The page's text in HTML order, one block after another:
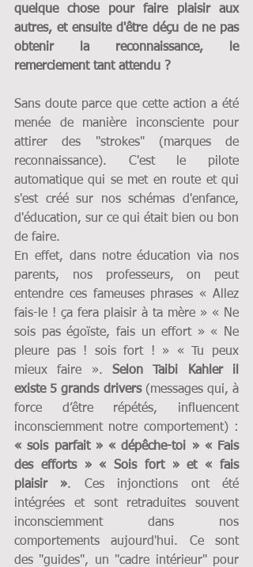
quelque chose pour faire plaisir aux
autres, et ensuite d'être déçu de ne pas
obtenir la reconnaissance, le
remerciement tant attendu ?
Sans doute parce que cette action a été
menée de manière inconsciente pour
attirer des "strokes" (marques de
reconnaissance). C'est le pilote
automatique qui se met en route et qui
s'est créé sur nos schémas d'enfance,
d'éducation, sur ce qui était bien ou bon
de faire.
En effet, dans notre éducation via nos
parents, nos professeurs, on peut
entendre ces fameuses phrases « Allez
fais-le ! ça fera plaisir à ta mère » « Ne
sois pas égoïste, fais un effort » « Ne
pleure pas ! sois fort ! » « Tu peux
mieux faire ». Selon Taibi Kahler il
existe 5 grands drivers (messages qui, à
force d’être répétés, influencent
« sois parfait » « dépêche-toi » « Fais
des efforts » « Sois fort » et « fais
plaisir ». Ces injonctions ont été
intégrées et sont retraduites souvent
inconsciemment dans nos
comportements aujourd'hui. Ce sont
des "guides", un "cadre intérieur" pour